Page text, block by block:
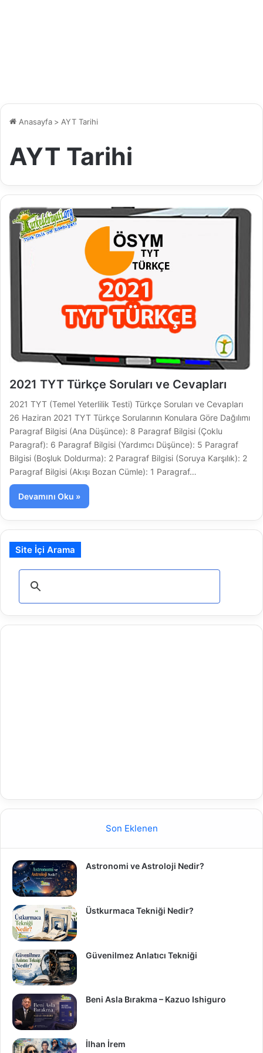
Anasayfa > AYT Tarihi
AYT Tarihi
2021 TYT Türkçe Soruları ve Cevapları
2021 TYT (Temel Yeterlilik Testi) Türkçe Soruları ve Cevapları
26 Haziran 2021 TYT Türkçe Sorularının Konulara Göre Dağılımı
Paragraf Bilgisi (Ana Düşünce): 8 Paragraf Bilgisi (Çoklu
Paragraf): 6 Paragraf Bilgisi (Yardımcı Düşünce): 5 Paragraf
Bilgisi (Boşluk Doldurma): 2 Paragraf Bilgisi (Soruya Karşılık): 2
Paragraf Bilgisi (Akışı Bozan Cümle): 1 Paragraf…
Devamını Oku »
Site İçi Arama
Son Eklenen
Astronomi ve Astroloji Nedir?
Üstkurmaca Tekniği Nedir?
Güvenilmez Anlatıcı Tekniği
Beni Asla Bırakma – Kazuo Ishiguro
İlhan İrem